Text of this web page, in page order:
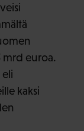
mrd euroa.
kaksi